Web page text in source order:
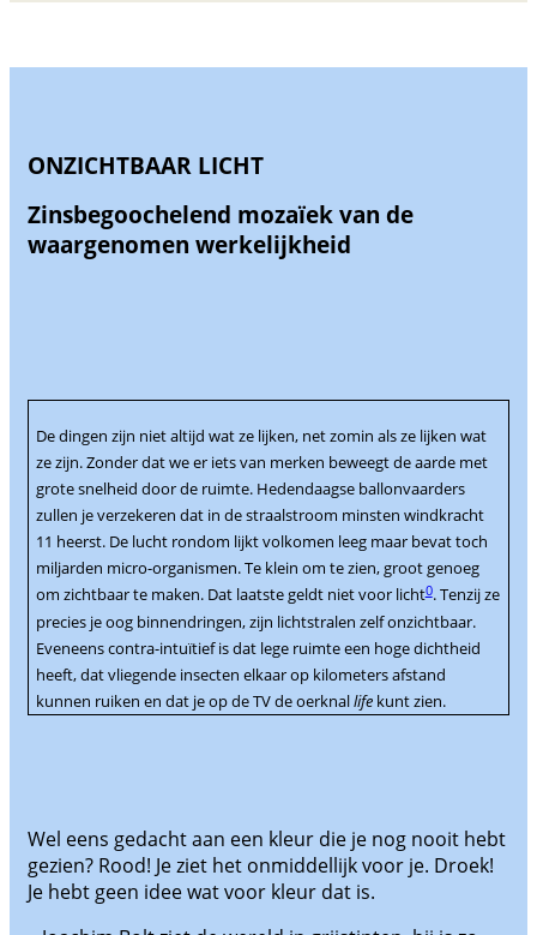
ONZICHTBAAR LICHT
Zinsbegoochelend mozaïek van de
waargenomen werkelijkheid
De dingen zijn niet altijd wat ze lijken, net zomin als ze lijken wat
ze zijn. Zonder dat we er iets van merken beweegt de aarde met
grote snelheid door de ruimte. Hedendaagse ballonvaarders
zullen je verzekeren dat in de straalstroom minsten windkracht
11 heerst. De lucht rondom lijkt volkomen leeg maar bevat toch
miljarden micro-organismen. Te klein om te zien, groot genoeg
om zichtbaar te maken. Dat laatste geldt niet voor licht0. Tenzij ze
precies je oog binnendringen, zijn lichtstralen zelf onzichtbaar.
Eveneens contra-intuïtief is dat lege ruimte een hoge dichtheid
heeft, dat vliegende insecten elkaar op kilometers afstand
kunnen ruiken en dat je op de TV de oerknallifekunt zien.
Wel eens gedacht aan een kleur die je nog nooit hebt
gezien? Rood! Je ziet het onmiddellijk voor je. Droek!
Je hebt geen idee wat voor kleur dat is.